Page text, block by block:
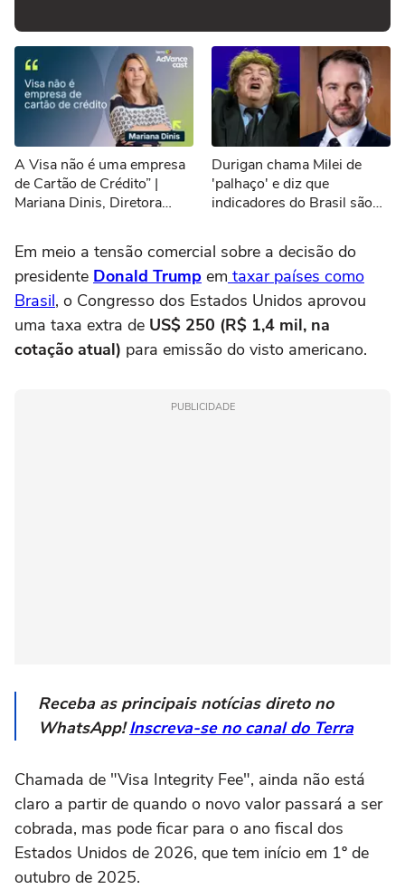
A Visa não é uma empresa
de Cartão de Crédito” |
Mariana Dinis, Diretora
Visa do Brasil
Durigan chama Milei de
'palhaço' e diz que
indicadores do Brasil são
Argentina
Em meio a tensão comercial sobre a decisão do
presidente Donald Trump em taxar países como
Brasil, o Congresso dos Estados Unidos aprovou
uma taxa extra de US$ 250 (R$ 1,4 mil, na
cotação atual) para emissão do visto americano.
PUBLICIDADE
Receba as principais notícias direto no
WhatsApp!Inscreva-se no canal do Terra
Chamada de "Visa Integrity Fee", ainda não está
claro a partir de quando o novo valor passará a ser
cobrada, mas pode ficar para o ano fiscal dos
Estados Unidos de 2026, que tem início em 1º de
outubro de 2025.